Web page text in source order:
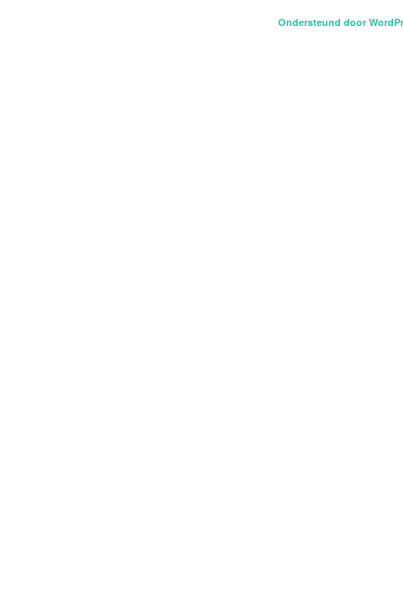
Ondersteund door